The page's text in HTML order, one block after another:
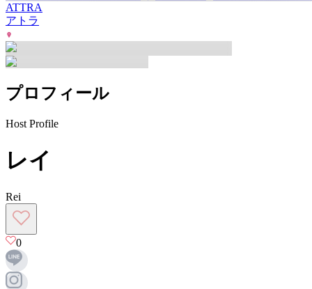
ATTRA
アトラ
プロフィール
Host Profile
レイ
Rei
0